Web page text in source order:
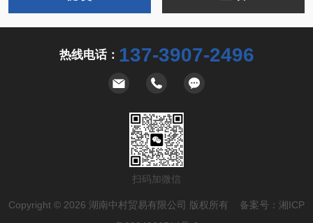
热线电话： 137-3907-2496
扫码加微信
Copyright © 2026 湖南中村贸易有限公司 版权所有 备案号： 湘ICP